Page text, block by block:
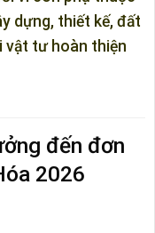
dựng, thiết kế, đất
vật tư hoàn thiện
đến đơn
2026